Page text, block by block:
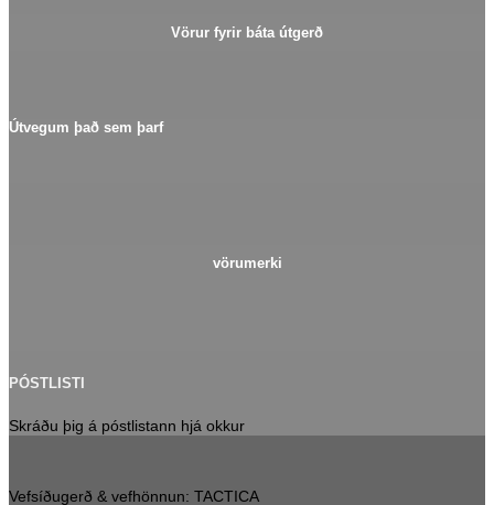
Vörur fyrir báta útgerð
Útvegum það sem þarf
vörumerki
PÓSTLISTI
Skráðu þig á póstlistann hjá okkur
Vefsíðugerð & vefhönnun: TACTICA